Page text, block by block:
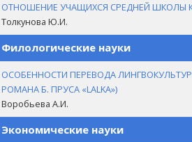
ОТНОШЕНИЕ УЧАЩИХСЯ СРЕДНЕЙ ШКОЛЫ
Толкунова Ю.И.
Филологические науки
ОСОБЕННОСТИ ПЕРЕВОДА
РОМАНА Б. ПРУСА «LALKA»)
Воробьева А.И.
Экономические науки